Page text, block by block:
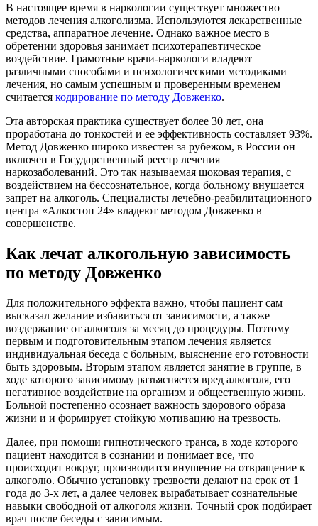
В настоящее время в наркологии существует множество
методов лечения алкоголизма. Используются лекарственные
средства, аппаратное лечение. Однако важное место в
обретении здоровья занимает психотерапевтическое
воздействие. Грамотные врачи-наркологи владеют
различными способами и психологическими методиками
лечения, но самым успешным и проверенным временем
считается кодирование по методу Довженко.
Эта авторская практика существует более 30 лет, она
проработана до тонкостей и ее эффективность составляет 93%.
Метод Довженко широко известен за рубежом, в России он
включен в Государственный реестр лечения
наркозаболеваний. Это так называемая шоковая терапия, с
воздействием на бессознательное, когда больному внушается
запрет на алкоголь. Специалисты лечебно-реабилитационного
центра «Алкостоп 24» владеют методом Довженко в
совершенстве.
Как лечат алкогольную зависимость
по методу Довженко
Для положительного эффекта важно, чтобы пациент сам
высказал желание избавиться от зависимости, а также
воздержание от алкоголя за месяц до процедуры. Поэтому
первым и подготовительным этапом лечения является
индивидуальная беседа с больным, выяснение его готовности
быть здоровым. Вторым этапом является занятие в группе, в
ходе которого зависимому разъясняется вред алкоголя, его
негативное воздействие на организм и общественную жизнь.
Больной постепенно осознает важность здорового образа
жизни и и формирует стойкую мотивацию на трезвость.
Далее, при помощи гипнотического транса, в ходе которого
пациент находится в сознании и понимает все, что
происходит вокруг, производится внушение на отвращение к
алкоголю. Обычно установку трезвости делают на срок от 1
года до 3-х лет, а далее человек вырабатывает сознательные
навыки свободной от алкоголя жизни. Точный срок подбирает
врач после беседы с зависимым.